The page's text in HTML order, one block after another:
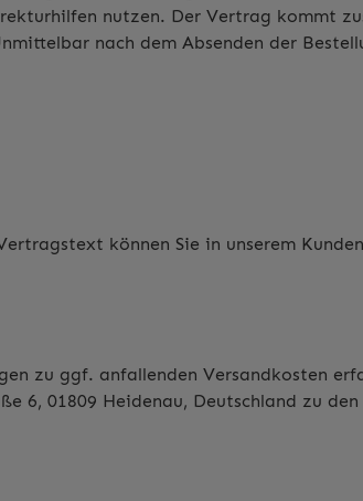
nutzen. Der Vertrag kommt
nach dem Absenden der
können Sie in unserem
zu ggf. anfallenden Versandkosten
6, 01809 Heidenau, Deutschland zu